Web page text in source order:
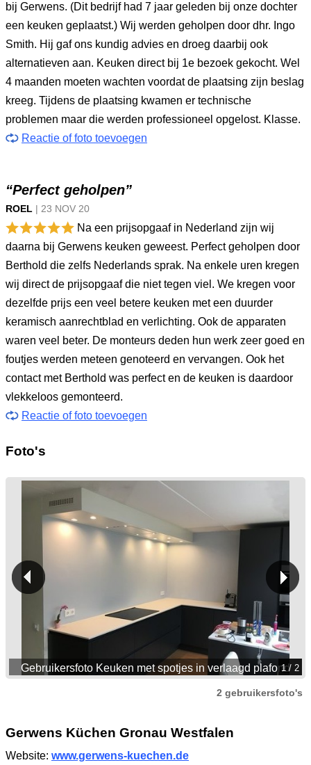
bij Gerwens. (Dit bedrijf had 7 jaar geleden bij onze dochter
een keuken geplaatst.) Wij werden geholpen door dhr. Ingo
Smith. Hij gaf ons kundig advies en droeg daarbij ook
alternatieven aan. Keuken direct bij 1e bezoek gekocht. Wel
4 maanden moeten wachten voordat de plaatsing zijn beslag
kreeg. Tijdens de plaatsing kwamen er technische
problemen maar die werden professioneel opgelost. Klasse.
Reactie of foto toevoegen
“Perfect geholpen”
ROEL | 23 NOV 20
Na een prijsopgaaf in Nederland zijn wij
daarna bij Gerwens keuken geweest. Perfect geholpen door
Berthold die zelfs Nederlands sprak. Na enkele uren kregen
wij direct de prijsopgaaf die niet tegen viel. We kregen voor
dezelfde prijs een veel betere keuken met een duurder
keramisch aanrechtblad en verlichting. Ook de apparaten
waren veel beter. De monteurs deden hun werk zeer goed en
foutjes werden meteen genoteerd en vervangen. Ook het
contact met Berthold was perfect en de keuken is daardoor
vlekkeloos gemonteerd.
Reactie of foto toevoegen
Foto's
Gebruikersfoto Keuken met spotjes in verlaagd plafond
1/ 2
2 gebruikersfoto's
Gerwens Küchen Gronau Westfalen
Website: www.gerwens-kuechen.de